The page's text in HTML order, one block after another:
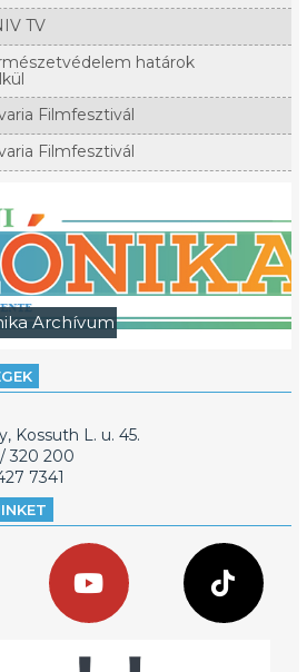
TV
határok
Filmfesztivál
Filmfesztivál
Archívum
Kossuth L. u. 45.
320 200
7341